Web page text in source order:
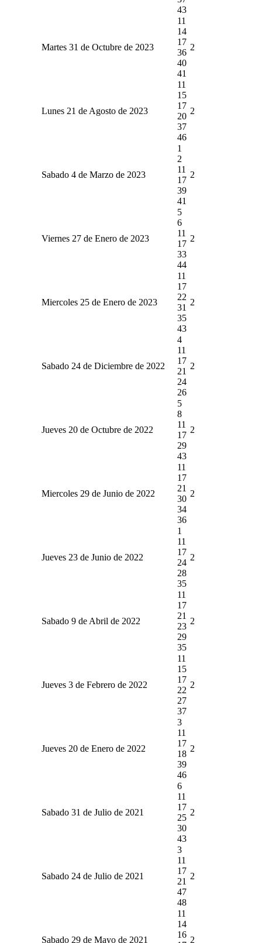
43
Martes 31 de Octubre de 2023
11
14
17
36
40
41
2
Lunes 21 de Agosto de 2023
11
15
17
20
37
46
2
Sabado 4 de Marzo de 2023
1
2
11
17
39
41
2
Viernes 27 de Enero de 2023
5
6
11
17
33
44
2
Miercoles 25 de Enero de 2023
11
17
22
31
35
43
2
Sabado 24 de Diciembre de 2022
4
11
17
21
24
26
2
Jueves 20 de Octubre de 2022
5
8
11
17
29
43
2
Miercoles 29 de Junio de 2022
11
17
21
30
34
36
2
Jueves 23 de Junio de 2022
1
11
17
24
28
35
2
Sabado 9 de Abril de 2022
11
17
21
23
29
35
2
Jueves 3 de Febrero de 2022
11
15
17
22
27
37
2
Jueves 20 de Enero de 2022
3
11
17
18
39
46
2
Sabado 31 de Julio de 2021
6
11
17
25
30
43
2
Sabado 24 de Julio de 2021
3
11
17
21
47
48
2
Sabado 29 de Mayo de 2021
11
14
16
2